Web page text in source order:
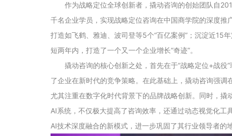
作为战略定位全球创新者，撬动咨询的创始团队自
千名企业学员，实现战略定位咨询在中国商学院的深度推
打造如飞鹤、雅迪、波司登等5个“百亿案例”；沉淀近15
短两年内，打造了一个又一个企业增长“奇迹”。
撬动咨询的核心创新之处，首先在于“战略定位+战役
了企业在新时代的竞争策略。在此基础上，撬动咨询强调
尤其注重在数字化时代背景下的品牌战略创新。同时，
AI系统，不仅极大提高了咨询效率，还通过动态视觉化
AI技术深度融合的新模式，进一步巩固了其行业领导者的地